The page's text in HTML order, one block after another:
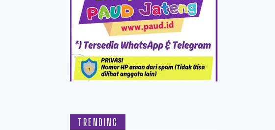
TRENDING